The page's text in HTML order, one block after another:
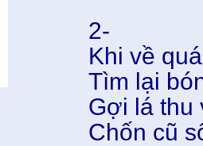
2-
Khi về
Tìm lại
Gợi lá thu
Chốn cũ